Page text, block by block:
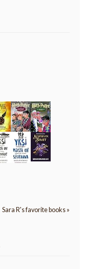
Sara R's favorite books »